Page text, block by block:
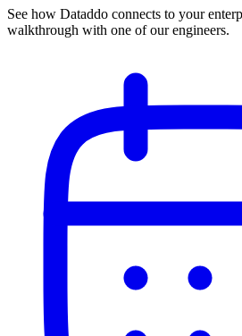
See how Dataddo connects to your
walkthrough with one of our engineers.